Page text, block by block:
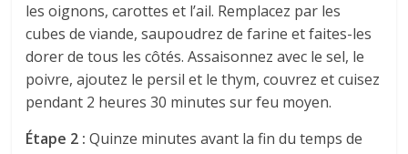
les oignons, carottes et l’ail. Remplacez par les
cubes de viande, saupoudrez de farine et faites-les
dorer de tous les côtés. Assaisonnez avec le sel, le
poivre, ajoutez le persil et le thym, couvrez et cuisez
pendant 2 heures 30 minutes sur feu moyen.
Étape 2 :Quinze minutes avant la fin du temps de